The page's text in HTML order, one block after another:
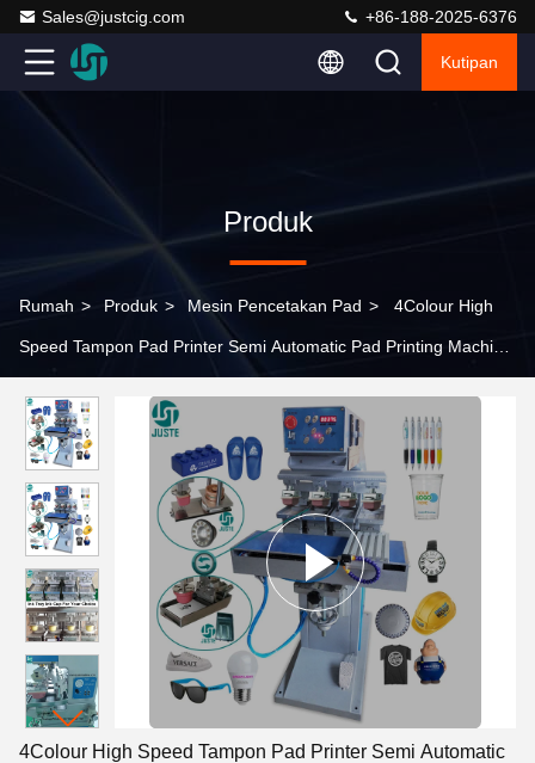
Sales@justcig.com +86-188-2025-6376
Kutipan
Produk
Rumah > Produk > Mesin Pencetakan Pad > 4Colour High
Speed Tampon Pad Printer Semi Automatic Pad Printing Machine
4Colour High Speed Tampon Pad Printer Semi Automatic